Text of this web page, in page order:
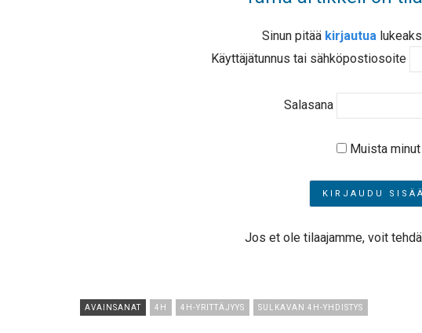
Sinun pitää kirjautua
Käyttäjätunnus tai sähköpostiosoite
Salasana
Muista minut
Jos et ole tilaajamme, voit
AVAINSANAT 4H 4H-YRITTÄJYYS SULKAVAN 4H-YHDISTYS